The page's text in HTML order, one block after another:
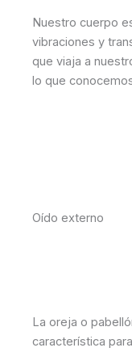
Nuestro cuerpo
vibraciones y
que viaja a
lo que
Oído externo
La oreja o
característica